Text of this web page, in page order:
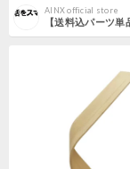
AINX official store